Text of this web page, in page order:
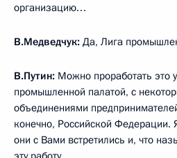
организацию…
В.Медведчук: Да, Лига
В.Путин: Можно проработать это
промышленной палатой, с
объединениями
конечно, Российской Федерации.
они с Вами встретились и, что